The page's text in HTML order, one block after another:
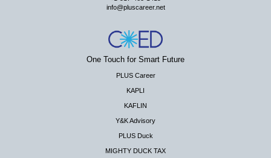
info@pluscareer.net
One Touch for Smart Future
PLUS Career
KAPLI
KAFLIN
Y&K Advisory
PLUS Duck
MIGHTY DUCK TAX